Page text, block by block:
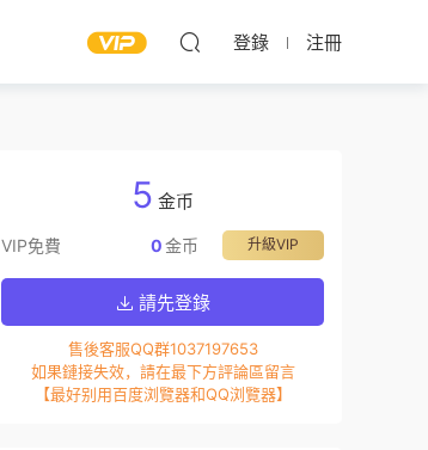
登錄 注冊
5 金币
VIP免費 升級VIP
0金币
請先登錄
售後客服QQ群1037197653
如果鏈接失效，請在最下方評論區留言
【最好别用百度浏覽器和QQ浏覽器】